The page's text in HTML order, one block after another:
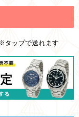
タップで送れます